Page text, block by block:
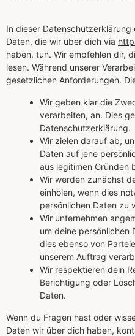
In dieser
Daten, die wir über dich via
haben, tun. Wir empfehlen dir,
lesen. Während unserer
gesetzlichen Anforderungen.
Wir geben klar die
verarbeiten, an. Dies
Datenschutzerklärung.
Wir zielen darauf ab,
Daten auf jene
aus legitimen Gründen
Wir werden zunächst
einholen, wenn dies
persönlichen Daten zu
Wir unternehmen
um deine persönlichen
dies ebenso von
unserem Auftrag
Wir respektieren dein
Berichtigung oder
Daten.
Wenn du Fragen hast oder
Daten wir über dich haben,